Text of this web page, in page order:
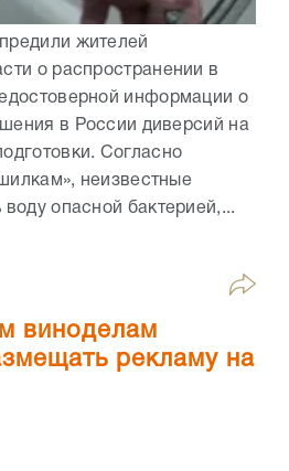
жителей
о распространении в
информации о
в России диверсий на
Согласно
неизвестные
воду опасной бактерией,...
виноделам
рекламу на